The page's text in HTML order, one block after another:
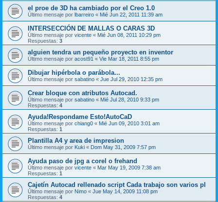
el proe de 3D ha cambiado por el Creo 1.0
Último mensaje por lbarreiro « Mié Jun 22, 2011 11:39 am
INTERSECCIÓN DE MALLAS O CARAS 3D
Último mensaje por vicente « Mié Jun 08, 2011 10:29 pm
Respuestas: 3
alguien tendra un pequeño proyecto en inventor
Último mensaje por acost91 « Vie Mar 18, 2011 8:55 pm
Dibujar hipérbola o parábola...
Último mensaje por sabatino « Jue Jul 29, 2010 12:35 pm
Crear bloque con atributos Autocad.
Último mensaje por sabatino « Mié Jul 28, 2010 9:33 pm
Respuestas: 4
Ayuda!Respondame Esto!AutoCaD
Último mensaje por chiang0 « Mié Jun 09, 2010 3:01 am
Respuestas: 1
Plantilla A4 y area de impresion
Último mensaje por Kuki « Dom May 31, 2009 7:57 pm
Ayuda paso de jpg a corel o frehand
Último mensaje por vicente « Mar May 19, 2009 7:38 am
Respuestas: 1
Cajetín Autocad rellenado script Cada trabajo son varios pl
Último mensaje por Nimo « Jue May 14, 2009 11:08 pm
Respuestas: 4